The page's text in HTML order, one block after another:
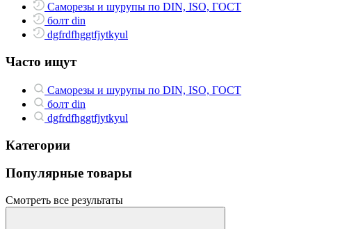
Саморезы и шурупы по DIN, ISO, ГОСТ
болт din
dgfrdfhggtfjytkyul
Часто ищут
Саморезы и шурупы по DIN, ISO, ГОСТ
болт din
dgfrdfhggtfjytkyul
Категории
Популярные товары
Смотреть все результаты